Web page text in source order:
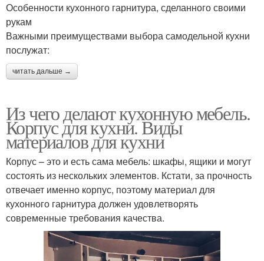
Особенности кухонного гарнитура, сделанного своими
рукам
Важными преимуществами выбора самодельной кухни
послужат:
читать дальше →
Из чего делают кухонную мебель.
Корпус для кухни. Виды
материалов для кухни
Корпус – это и есть сама мебель: шкафы, ящики и могут
состоять из нескольких элементов. Кстати, за прочность
отвечает именно корпус, поэтому материал для
кухонного гарнитура должен удовлетворять
современные требования качества.